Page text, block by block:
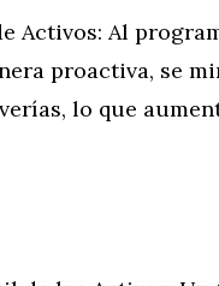
Activos: Al
proactiva, se
lo que